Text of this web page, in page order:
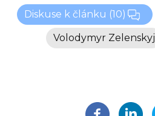
Diskuse k článku (10)
Volodymyr Zelenskyj